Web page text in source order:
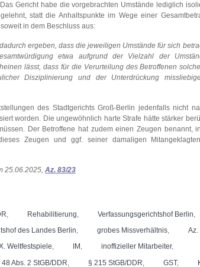
Gericht habe die vorgebrachten Umstände lediglich
statt die Anhaltspunkte im Wege einer
in dem Beschluss aus:
ergeben, dass die jeweiligen Umstände für sich
etwa aufgrund der Vielzahl der
lässt, dass für die Verurteilung des Betroffenen
Disziplinierung und der Unterdrückung
des Stadtgerichts Groß-Berlin jedenfalls nicht
worden. Die ungewöhnlich harte Strafe hätte stärker
Der Betroffene hat zudem einen Zeugen benannt,
Zeugen und ggf. seiner damaligen
25.06.2025, Az. 83/23
, Rehabilitierung, Verfassungsgerichtshof Berlin,
des Landes Berlin, grobes Missverhältnis, Az.
Weltfestspiele, IM , inoffizieller Mitarbeiter,
48 Abs. 2 StGB/DDR § 215 StGB/DDR GST,